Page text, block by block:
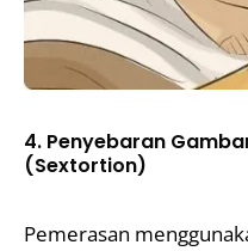
4. Penyebaran
(Sextortion)
Pemerasan